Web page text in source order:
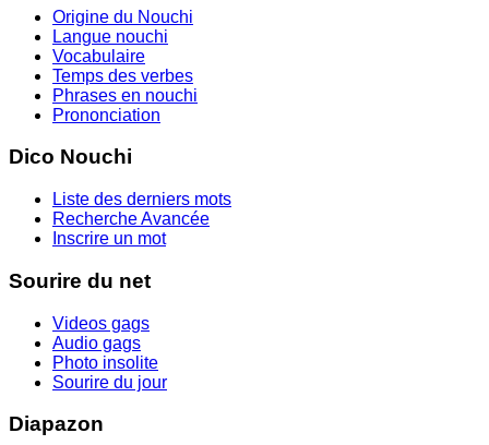
Origine du Nouchi
Langue nouchi
Vocabulaire
Temps des verbes
Phrases en nouchi
Prononciation
Dico Nouchi
Liste des derniers mots
Recherche Avancée
Inscrire un mot
Sourire du net
Videos gags
Audio gags
Photo insolite
Sourire du jour
Diapazon